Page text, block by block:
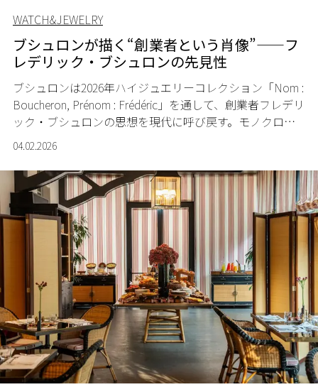
WATCH&JEWELRY
ブシュロンが描く“創業者という肖像”——フ
レデリック・ブシュロンの先見性
ブシュロンは2026年ハイジュエリーコレクション「Nom :
Boucheron, Prénom : Frédéric」を通して、創業者フレデリ
ック・ブシュロンの思想を現代に呼び戻す。モノクロー
ムで構成されたキャンペーンは、ジュエリーを通して“革
新とは何か”を静かに問いかける。
04.02.2026